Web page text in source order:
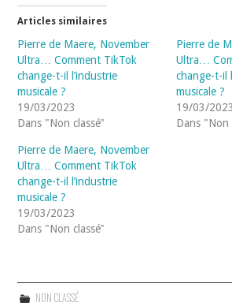
Articles similaires
Pierre de Maere, November
Ultra… Comment TikTok
change-t-il l’industrie
musicale ?
19/03/2023
Dans "Non classé"
Pierre de
Ultra…
change-t-il
musicale ?
19/03/2023
Dans "Non
Pierre de Maere, November
Ultra… Comment TikTok
change-t-il l’industrie
musicale ?
19/03/2023
Dans "Non classé"
NON CLASSÉ